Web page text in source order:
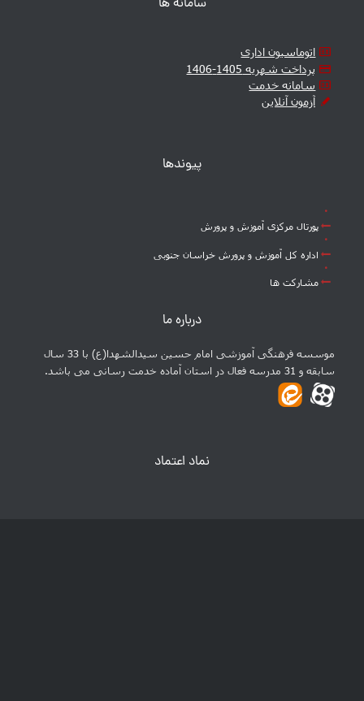
سامانه ها
اتوماسیون اداری
پرداخت شهریه 1405-1406
سامانه خدمت
آزمون آنلاین
پیوندها
پورتال مرکزی آموزش و پرورش
اداره کل آموزش و پرورش خراسان جنوبی
مشارکت ها
درباره ما
موسسه فرهنگی آموزشی امام حسین سیدالشهدا(ع) با 33 سال
سابقه و 31 مدرسه فعال در استان آماده خدمت رسانی می باشد.
نماد اعتماد